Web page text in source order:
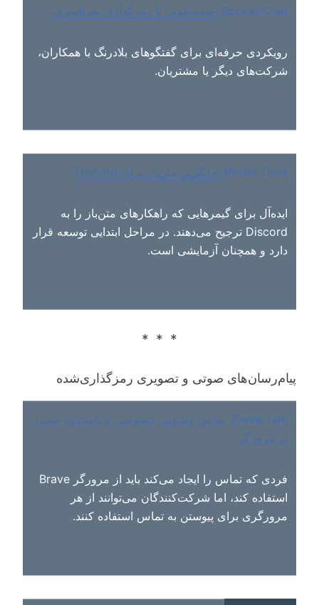
Rocket.Chat: چندسکویی با رمزگذاری سرتاسری.
رویکردی حرفه‌ای برای گفتگوهای بلادرنگ با همکاران،
شرکت‌های دیگر یا مشتریان.
Revolt Chat: جایگزین متن‌باز برای Discord
ایده‌آل برای گیمرهایی که راهکارهای متن‌باز را به
Discord ترجیح می‌دهند. در مراحل ابتدایی توسعه قرار
دارد و همچنان آزمایشی است.
پیام‌رسان‌های صوتی و تصویری رمزگذاری‌شده
Brave Talk: تماس ویدیویی خصوصی و نامحدود مبتنی
بر مرورگر
فردی که تماس را ایجاد می‌کند باید از مرورگر Brave
استفاده کند، اما شرکت‌کنندگان می‌توانند از هر
مرورگری برای پیوستن به تماس استفاده کنند.